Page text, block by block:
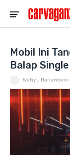
Mobil Ini
Balap
Wahyu Hariantono